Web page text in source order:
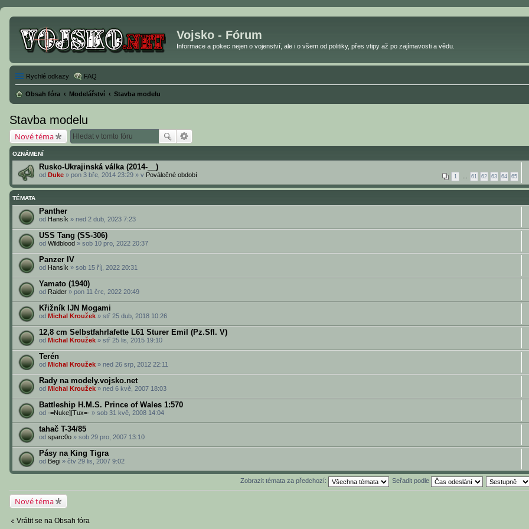
Vojsko - Fórum
Informace a pokec nejen o vojenství, ale i o všem od politiky, přes vtipy až po zajímavosti a vědu.
Rychlé odkazy FAQ
Obsah fóra Modelářství Stavba modelu
Stavba modelu
Nové téma
OZNÁMENÍ
Rusko-Ukrajinská válka (2014-__)
1 61 62 63 64 65
od Duke » pon 3 bře, 2014 23:29 » v Poválečné období
TÉMATA
Panther
od Hansík » ned 2 dub, 2023 7:23
USS Tang (SS-306)
od Wildblood » sob 10 pro, 2022 20:37
Panzer IV
od Hansík » sob 15 říj, 2022 20:31
Yamato (1940)
od Raider » pon 11 črc, 2022 20:49
Křižník IJN Mogami
od Michal Kroužek » stř 25 dub, 2018 10:26
12,8 cm Selbstfahrlafette L61 Sturer Emil (Pz.Sfl. V)
od Michal Kroužek » stř 25 lis, 2015 19:10
Terén
od Michal Kroužek » ned 26 srp, 2012 22:11
Rady na modely.vojsko.net
od Michal Kroužek » ned 6 kvě, 2007 18:03
Battleship H.M.S. Prince of Wales 1:570
od -=Nuke][Tux=- » sob 31 kvě, 2008 14:04
tahač T-34/85
od sparc0o » sob 29 pro, 2007 13:10
Pásy na King Tigra
od Begi » čtv 29 lis, 2007 9:02
Zobrazit témata za předchozí: Seřadit podle
Nové téma
Vrátit se na Obsah fóra